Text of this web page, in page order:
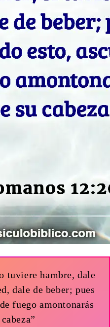
tuviere hambre, dale
dale de beber; pues
fuego amontonarás